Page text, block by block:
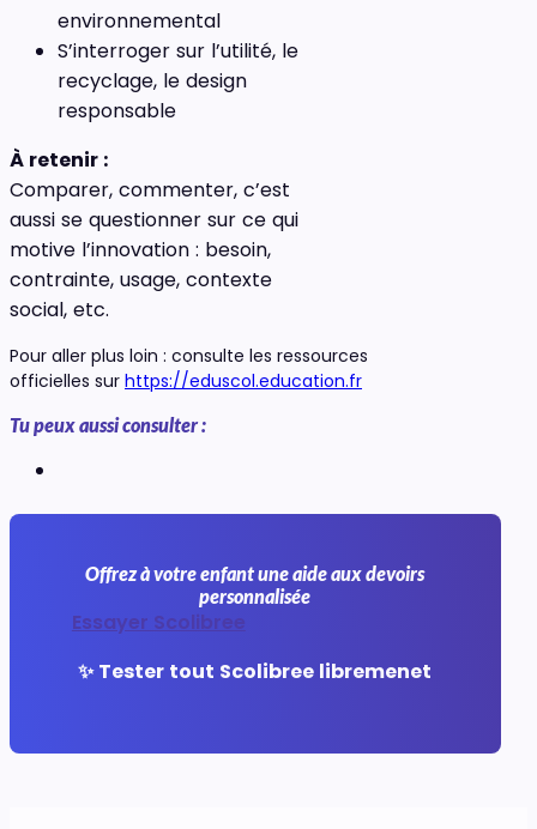
environnemental
S’interroger sur l’utilité, le
recyclage, le design
responsable
À retenir :
Comparer, commenter, c’est
aussi se questionner sur ce qui
motive l’innovation : besoin,
contrainte, usage, contexte
social, etc.
Pour aller plus loin : consulte les ressources
officielles sur https://eduscol.education.fr
Tu peux aussi consulter :
Offrez à votre enfant une aide aux devoirs
personnalisée
Essayer Scolibree
✨ Tester tout Scolibree libremenet